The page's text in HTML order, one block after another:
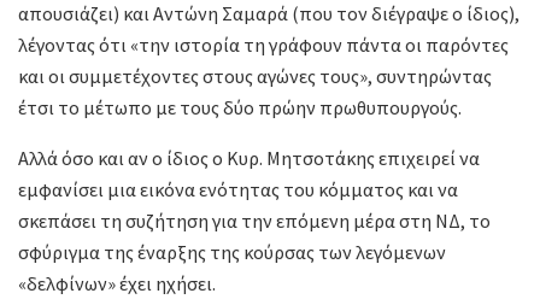
απουσιάζει) και Αντώνη Σαμαρά (που τον διέγραψε ο ίδιος),
λέγοντας ότι «την ιστορία τη γράφουν πάντα οι παρόντες
και οι συμμετέχοντες στους αγώνες τους», συντηρώντας
έτσι το μέτωπο με τους δύο πρώην πρωθυπουργούς.
Αλλά όσο και αν ο ίδιος ο Κυρ. Μητσοτάκης επιχειρεί να
εμφανίσει μια εικόνα ενότητας του κόμματος και να
σκεπάσει τη συζήτηση για την επόμενη μέρα στη ΝΔ, το
σφύριγμα της έναρξης της κούρσας των λεγόμενων
«δελφίνων» έχει ηχήσει.